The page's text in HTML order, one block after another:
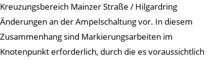
Kreuzungsbereich Mainzer Straße / Hilgardring
Änderungen an der Ampelschaltung vor. In diesem
Zusammenhang sind Markierungsarbeiten im
Knotenpunkt erforderlich, durch die es voraussichtlich